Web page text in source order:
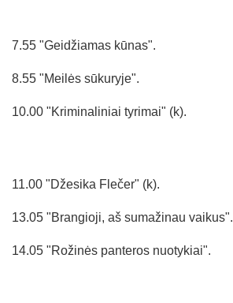
7.55 "Geidžiamas kūnas".
8.55 "Meilės sūkuryje".
10.00 "Kriminaliniai tyrimai" (k).
11.00 "Džesika Flečer" (k).
13.05 "Brangioji, aš sumažinau vaikus".
14.05 "Rožinės panteros nuotykiai".